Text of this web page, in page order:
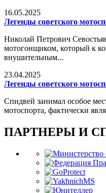
16.05.2025
Легенды советского
Николай Петрович
мотогонщиком, который к
внушительным...
23.04.2025
Легенды советского
Спидвей занимал особое
мотоспорта, фактически
ПАРТНЕРЫ И